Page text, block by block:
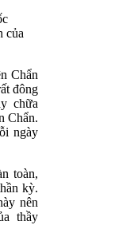
của
Chẩn
đông
chữa
Chẩn.
ngày
toàn,
kỳ.
nên
thầy